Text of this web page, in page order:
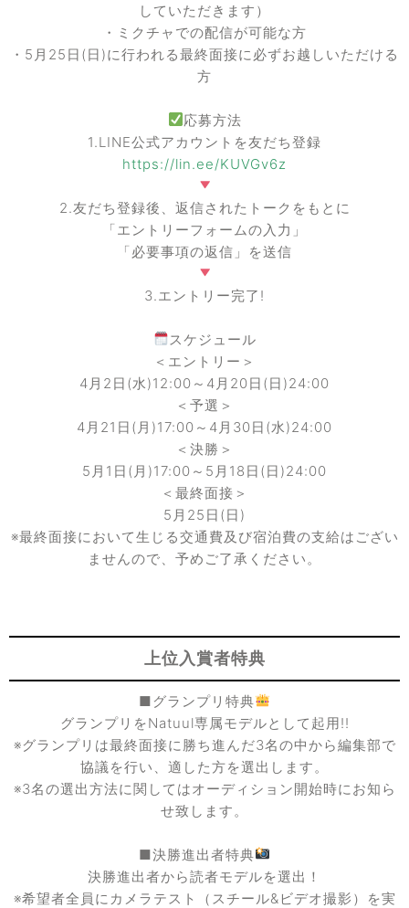
していただきます）
・ミクチャでの配信が可能な方
・5月25日(日)に行われる最終面接に必ずお越しいただける
方
応募方法
1.LINE公式アカウントを友だち登録
https://lin.ee/KUVGv6z
2.友だち登録後、返信されたトークをもとに
「エントリーフォームの入力」
「必要事項の返信」を送信
3.エントリー完了!
スケジュール
＜エントリー＞
4月2日(水)12:00～4月20日(日)24:00
＜予選＞
4月21日(月)17:00～4月30日(水)24:00
＜決勝＞
5月1日(月)17:00～5月18日(日)24:00
＜最終面接＞
5月25日(日)
※最終面接において生じる交通費及び宿泊費の支給はござい
ませんので、予めご了承ください。
上位入賞者特典
■グランプリ特典
グランプリをNatuul専属モデルとして起用!!
※グランプリは最終面接に勝ち進んだ3名の中から編集部で
協議を行い、適した方を選出します。
※3名の選出方法に関してはオーディション開始時にお知ら
せ致します。
■決勝進出者特典
決勝進出者から読者モデルを選出！
※希望者全員にカメラテスト（スチール&ビデオ撮影）を実